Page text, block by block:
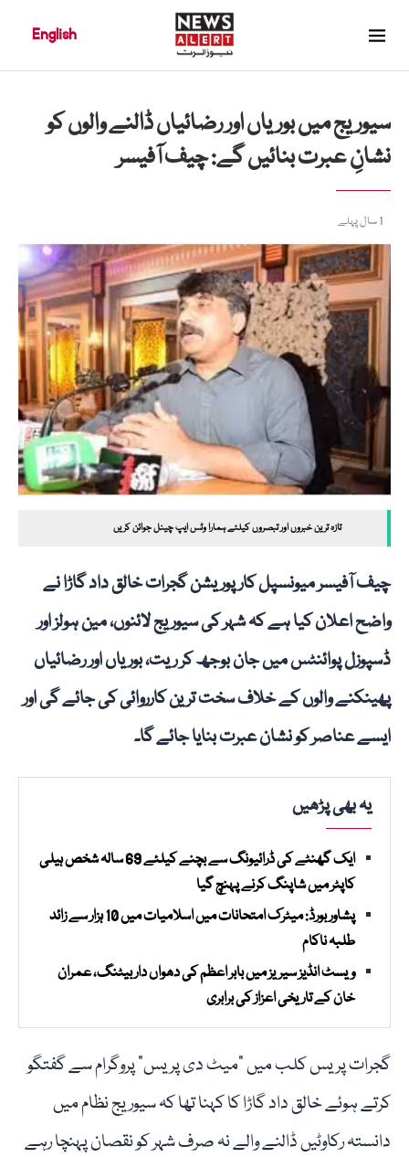
English
سیوریج میں بوریاں اور رضائیاں ڈالنے والوں کو
نشانِ عبرت بنائیں گے: چیف آفیسر
1 سال پہلے
تازہ ترین خبروں اور تبصروں کیلئے ہمارا وٹس ایپ چینل جوائن کریں
چیف آفیسر میونسپل کارپوریشن گجرات خالق داد گاڑا نے
واضح اعلان کیا ہے کہ شہر کی سیوریج لائنوں، مین ہولز اور
ڈسپوزل پوائنٹس میں جان بوجھ کر ریت، بوریاں اور رضائیاں
پھینکنے والوں کے خلاف سخت ترین کارروائی کی جائے گی اور
ایسے عناصر کو نشان عبرت بنایا جائے گا۔
یہ بھی پڑھیں
ایک گھنٹے کی ڈرائیونگ سے بچنے کیلئے 69 سالہ شخص ہیلی
کاپٹر میں شاپنگ کرنے پہنچ گیا
پشاور بورڈ: میٹرک امتحانات میں اسلامیات میں 10 ہزار سے زائد
طلبہ ناکام
ویسٹ انڈیز سیریز میں بابر اعظم کی دھواں دار بیٹنگ، عمران
خان کے تاریخی اعزاز کی برابری
گجرات پریس کلب میں "میٹ دی پریس” پروگرام سے گفتگو
کرتے ہوئے خالق داد گاڑا کا کہنا تھا کہ سیوریج نظام میں
دانستہ رکاوٹیں ڈالنے والے نہ صرف شہر کو نقصان پہنچا رہے